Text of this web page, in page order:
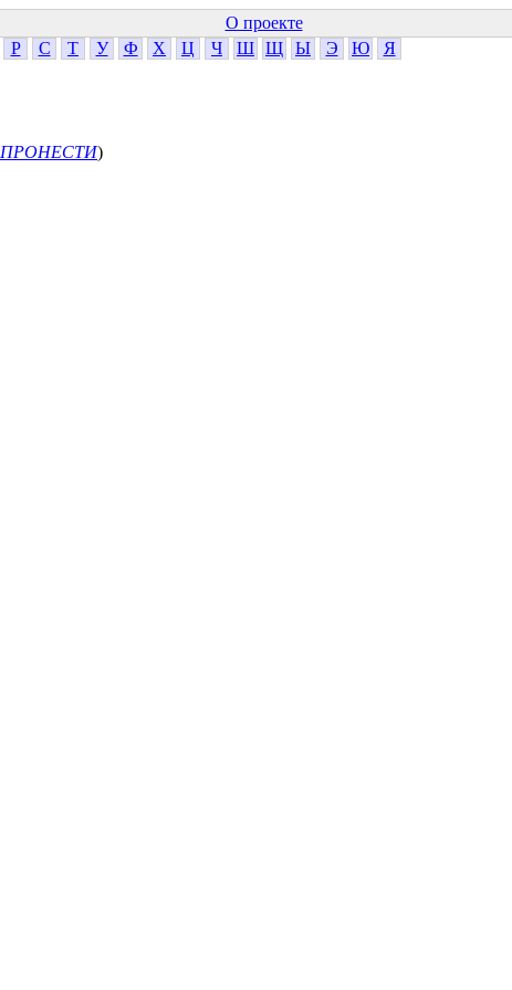
О проекте
Р С Т У Ф Х Ц Ч Ш Щ Ы Э Ю Я
ПРОНЕСТИ)